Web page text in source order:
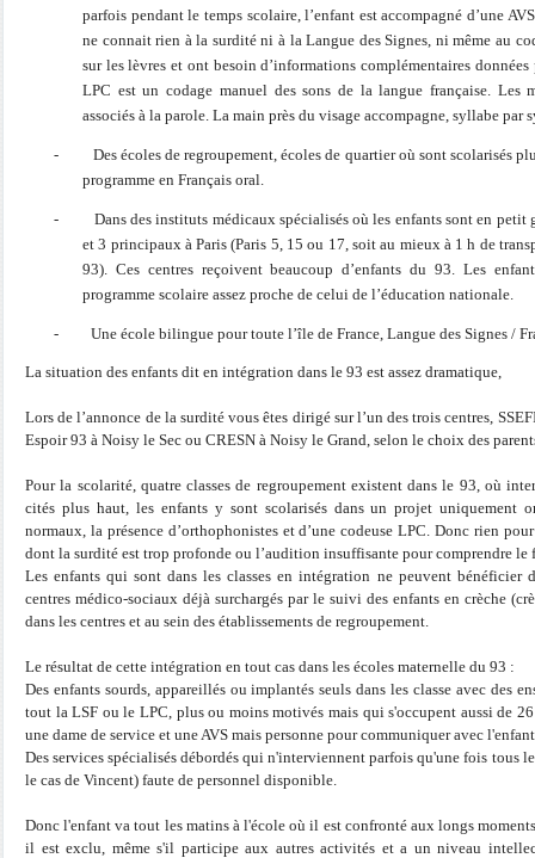
parfois pendant le temps scolaire, l’enfant est accompagné d’une
ne connait rien à la surdité ni à la Langue des Signes, ni même au
sur les lèvres et ont besoin d’informations complémentaires
LPC est un codage manuel des sons de la langue française. Les
associés à la parole. La main près du visage accompagne, syllabe par
-
Des écoles de regroupement, écoles de quartier où sont scolarisés
programme en Français oral.
-
Dans des instituts médicaux spécialisés où les enfants sont en
et 3 principaux à Paris (Paris 5, 15 ou 17, soit au mieux à 1 h de
93). Ces centres reçoivent beaucoup d’enfants du 93. Les
programme scolaire assez proche de celui de l’éducation nationale.
- Une école bilingue pour toute l’île de France, Langue des Signes /
La situation des enfants dit en intégration dans le 93 est assez dramatique,
Lors de l’annonce de la surdité vous êtes dirigé sur l’un des trois centres,
Espoir 93 à Noisy le Sec ou CRESN à Noisy le Grand, selon le choix des
Pour la scolarité, quatre classes de regroupement existent dans le 93, où
cités plus haut, les enfants y sont scolarisés dans un projet uniquement
normaux, la présence d’orthophonistes et d’une codeuse LPC. Donc rien
dont la surdité est trop profonde ou l’audition insuffisante pour comprendre le
Les enfants qui sont dans les classes en intégration ne peuvent bénéficier
centres médico-sociaux déjà surchargés par le suivi des enfants en crèche
dans les centres et au sein des établissements de regroupement.
Le résultat de cette intégration en tout cas dans les écoles maternelle du 93 :
Des enfants sourds, appareillés ou implantés seuls dans les classe avec des
tout la LSF ou le LPC, plus ou moins motivés mais qui s'occupent aussi de
une dame de service et une AVS mais personne pour communiquer avec
Des services spécialisés débordés qui n'interviennent parfois qu'une fois tous
le cas de Vincent) faute de personnel disponible.
Donc l'enfant va tout les matins à l'école où il est confronté aux longs
il est exclu, même s'il participe aux autres activités et a un niveau